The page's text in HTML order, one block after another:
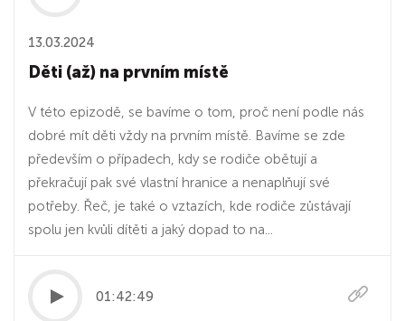
13.03.2024
Děti (až) na prvním místě
V této epizodě, se bavíme o tom, proč není podle nás
dobré mít děti vždy na prvním místě. Bavíme se zde
především o případech, kdy se rodiče obětují a
překračují pak své vlastní hranice a nenaplňují své
potřeby. Řeč, je také o vztazích, kde rodiče zůstávají
spolu jen kvůli dítěti a jaký dopad to na...
01:42:49